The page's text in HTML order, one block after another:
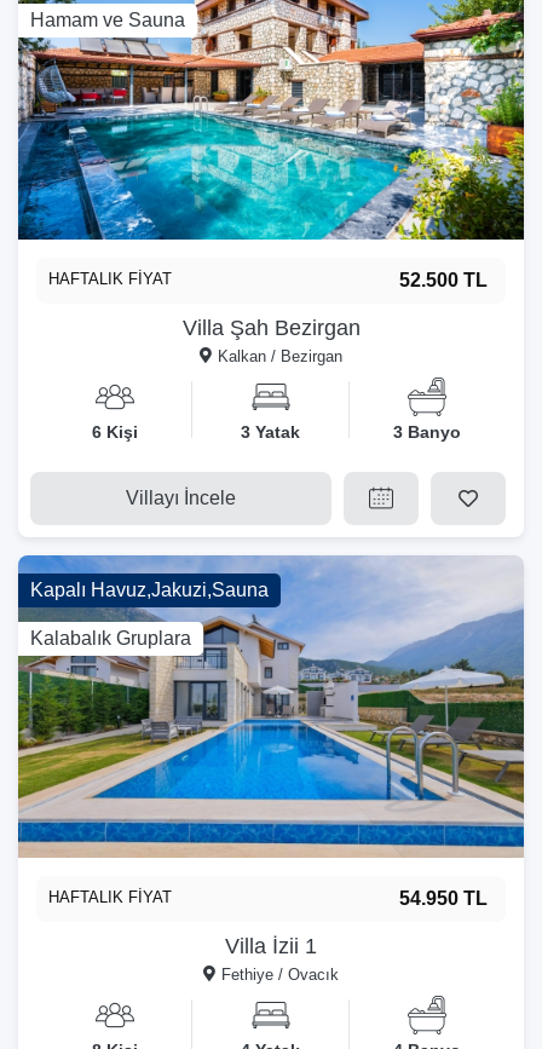
Hamam ve Sauna
Villa Şah Bezirgan
Kalkan / Bezirgan
HAFTALIK FİYAT 52.500 TL
6 Kişi 3 Yatak 3 Banyo
Villayı İncele
Kapalı Havuz,Jakuzi,Sauna
Kalabalık Gruplara
Villa İzii 1
Fethiye / Ovacık
HAFTALIK FİYAT 54.950 TL